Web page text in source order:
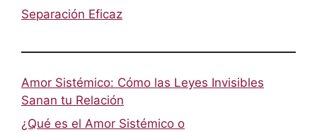
Separación Eficaz
Amor Sistémico: Cómo las Leyes Invisibles
Sanan tu Relación
¿Qué es el Amor Sistémico o